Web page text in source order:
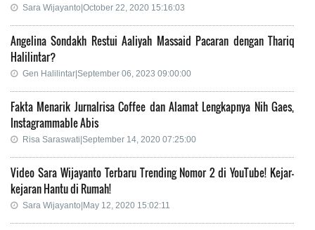
Sara Wijayanto|October 22, 2020 15:16:03
Angelina Sondakh Restui Aaliyah Massaid Pacaran dengan Thariq
Halilintar?
Gen Halilintar|September 06, 2023 09:00:00
Fakta Menarik Jurnalrisa Coffee dan Alamat Lengkapnya Nih Gaes,
Instagrammable Abis
Risa Saraswati|September 14, 2020 07:25:00
Video Sara Wijayanto Terbaru Trending Nomor 2 di YouTube! Kejar-
kejaran Hantu di Rumah!
Sara Wijayanto|May 12, 2020 15:02:11